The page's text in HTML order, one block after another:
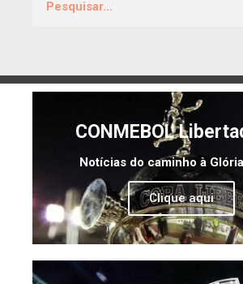
CONMEBOL
Notícias do caminho à
Clique aqui